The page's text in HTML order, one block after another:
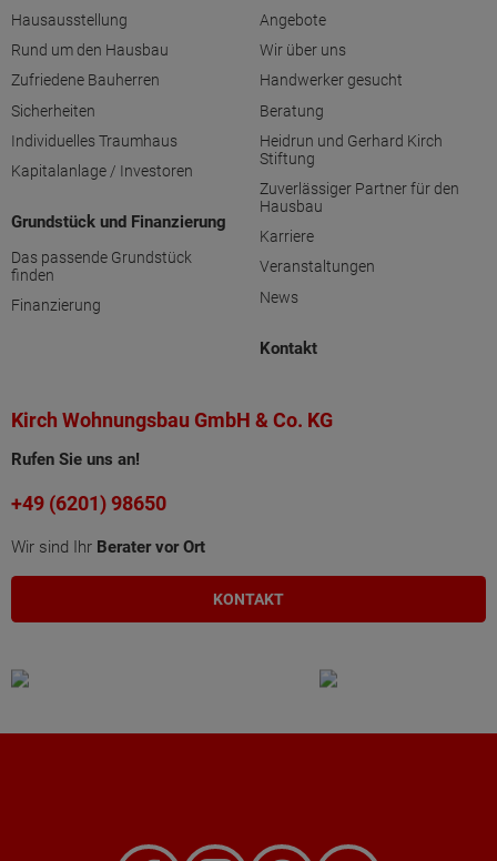
Hausausstellung
Rund um den Hausbau
Zufriedene Bauherren
Sicherheiten
Individuelles Traumhaus
Kapitalanlage / Investoren
Grundstück und Finanzierung
Das passende Grundstück
finden
Finanzierung
Angebote
Wir über uns
Handwerker gesucht
Beratung
Heidrun und Gerhard Kirch
Stiftung
Zuverlässiger Partner für den
Hausbau
Karriere
Veranstaltungen
News
Kontakt
Kirch Wohnungsbau GmbH & Co. KG
Rufen Sie uns an!
+49 (6201) 98650
Wir sind Ihr Berater vor Ort
KONTAKT